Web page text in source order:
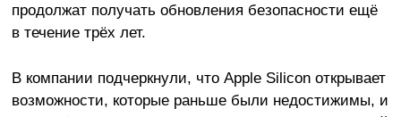
продолжат получать обновления безопасности ещё
в течение трёх лет.
В компании подчеркнули, что Apple Silicon открывает
возможности, которые раньше были недостижимы, и